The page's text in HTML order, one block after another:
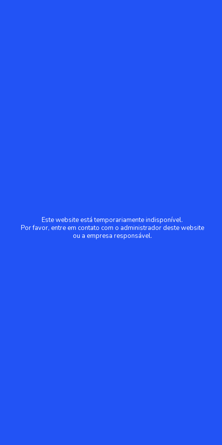
Este website está temporariamente indisponível.
Por favor, entre em contato com o administrador deste website
ou a empresa responsável.